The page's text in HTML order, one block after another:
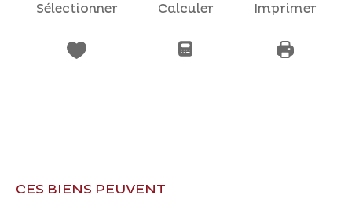
Sélectionner Calculer Imprimer
CES BIENS PEUVENT